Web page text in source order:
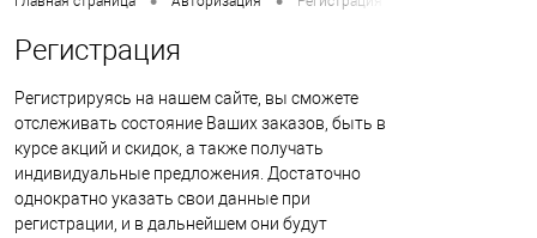
Регистрация
Регистрируясь на нашем сайте, вы сможете
отслеживать состояние Ваших заказов, быть в
курсе акций и скидок, а также получать
индивидуальные предложения. Достаточно
однократно указать свои данные при
регистрации, и в дальнейшем они будут